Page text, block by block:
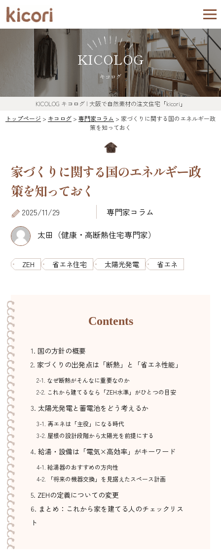
KICOLOG
キコログ
KICOLOG キコログ| 大阪で自然素材の注文住宅「kicori」
トップページ > キコログ > 専門家コラム > 家づくりに関する国のエネルギー政
策を知っておく
家づくりに関する国のエネルギー政
策を知っておく
2025/11/29
専門家コラム
太田（健康・高断熱住宅専門家）
ZEH 省エネ住宅 太陽光発電 省エネ
Contents
国の方針の概要
家づくりの出発点は「断熱」と「省エネ性能」
なぜ断熱がそんなに重要なのか
これから建てるなら「ZEH水準」がひとつの目安
太陽光発電と蓄電池をどう考えるか
再エネは「主役」になる時代
屋根の設計段階から太陽光を前提にする
給湯・設備は「電気×高効率」がキーワード
給湯器のおすすめの方向性
「将来の機器交換」を見据えたスペース計画
ZEHの定義についての変更
まとめ：これから家を建てる人のチェックリス
ト